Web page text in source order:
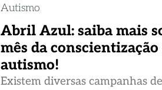
Autismo
Abril Azul: saiba mais
mês da conscientização
autismo!
Existem diversas campanhas